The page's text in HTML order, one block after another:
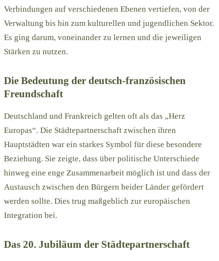
Verbindungen auf verschiedenen Ebenen vertiefen, von der
Verwaltung bis hin zum kulturellen und jugendlichen Sektor.
Es ging darum, voneinander zu lernen und die jeweiligen
Stärken zu nutzen.
Die Bedeutung der deutsch-französischen
Freundschaft
Deutschland und Frankreich gelten oft als das „Herz
Europas“. Die Städtepartnerschaft zwischen ihren
Hauptstädten war ein starkes Symbol für diese besondere
Beziehung. Sie zeigte, dass über politische Unterschiede
hinweg eine enge Zusammenarbeit möglich ist und dass der
Austausch zwischen den Bürgern beider Länder gefördert
werden sollte. Dies trug maßgeblich zur europäischen
Integration bei.
Das 20. Jubiläum der Städtepartnerschaft